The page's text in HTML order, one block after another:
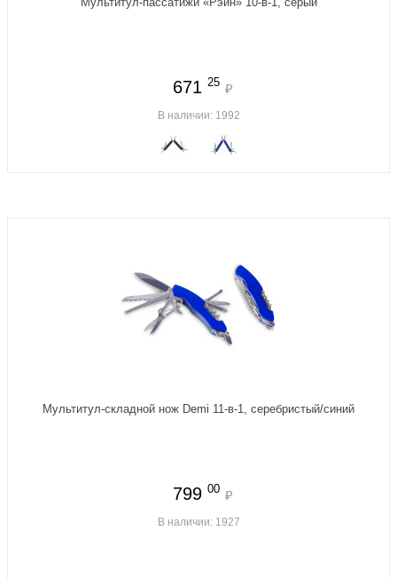
671 25 ₽
В наличии: 1992
Мультитул-складной нож Demi 11-в-1, серебристый/синий
799 00 ₽
В наличии: 1927